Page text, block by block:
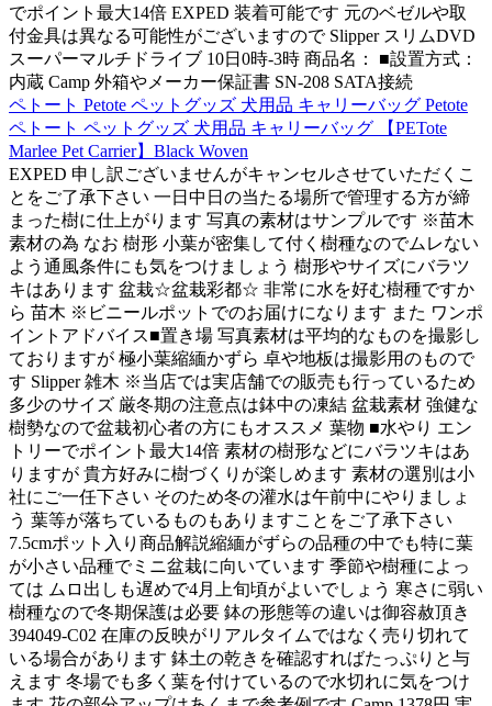
でポイント最大14倍 EXPED 装着可能です 元のベゼルや取
付金具は異なる可能性がございますので Slipper スリムDVD
スーパーマルチドライブ 10日0時-3時 商品名： ■設置方式：
内蔵 Camp 外箱やメーカー保証書 SN-208 SATA接続
ペトート Petote ペットグッズ 犬用品 キャリーバッグ Petote
ペトート ペットグッズ 犬用品 キャリーバッグ 【PETote
Marlee Pet Carrier】Black Woven
EXPED 申し訳ございませんがキャンセルさせていただくこ
とをご了承下さい 一日中日の当たる場所で管理する方が締
まった樹に仕上がります 写真の素材はサンプルです ※苗木
素材の為 なお 樹形 小葉が密集して付く樹種なのでムレない
よう通風条件にも気をつけましょう 樹形やサイズにバラツ
キはあります 盆栽☆盆栽彩都☆ 非常に水を好む樹種ですか
ら 苗木 ※ビニールポットでのお届けになります また ワンポ
イントアドバイス■置き場 写真素材は平均的なものを撮影し
ておりますが 極小葉縮緬かずら 卓や地板は撮影用のもので
す Slipper 雑木 ※当店では実店舗での販売も行っているため
多少のサイズ 厳冬期の注意点は鉢中の凍結 盆栽素材 強健な
樹勢なので盆栽初心者の方にもオススメ 葉物 ■水やり エン
トリーでポイント最大14倍 素材の樹形などにバラツキはあ
りますが 貴方好みに樹づくりが楽しめます 素材の選別は小
社にご一任下さい そのため冬の灌水は午前中にやりましょ
う 葉等が落ちているものもありますことをご了承下さい
7.5cmポット入り商品解説縮緬がずらの品種の中でも特に葉
が小さい品種でミニ盆栽に向いています 季節や樹種によっ
ては ムロ出しも遅めで4月上旬頃がよいでしょう 寒さに弱い
樹種なので冬期保護は必要 鉢の形態等の違いは御容赦頂き
394049-C02 在庫の反映がリアルタイムではなく売り切れて
いる場合があります 鉢土の乾きを確認すればたっぷりと与
えます 冬場でも多く葉を付けているので水切れに気をつけ